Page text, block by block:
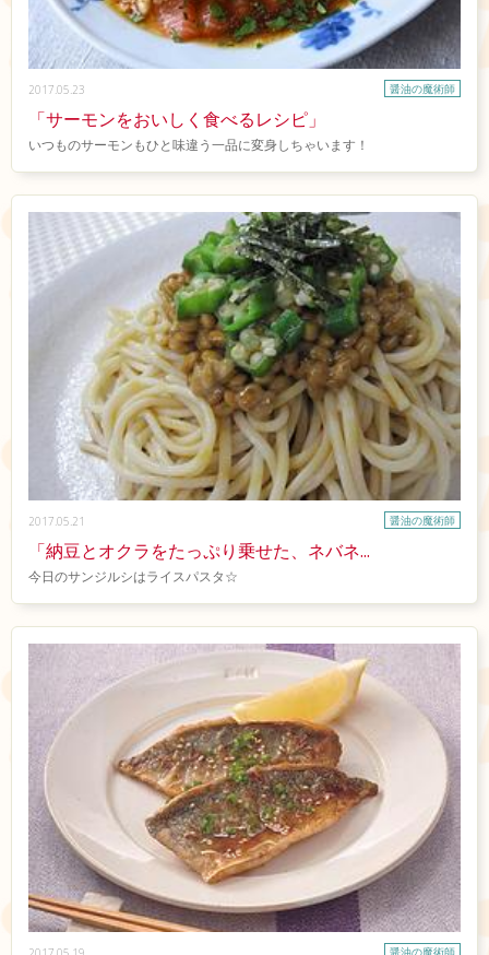
2017.05.23 醤油の魔術師
「サーモンをおいしく食べるレシピ」
いつものサーモンもひと味違う一品に変身しちゃいます！
2017.05.21 醤油の魔術師
「納豆とオクラをたっぷり乗せた、ネバネ...
今日のサンジルシはライスパスタ☆
醤油の魔術師